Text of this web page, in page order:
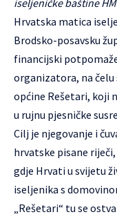
iseljeničke baštine
Hrvatska matica
Brodsko-posavsku
financijski
organizatora, na čelu
općine Rešetari, koji
u rujnu pjesničke
Cilj je njegovanje i
hrvatske pisane
gdje Hrvati u svijetu
iseljenika s
„Rešetari“ tu se